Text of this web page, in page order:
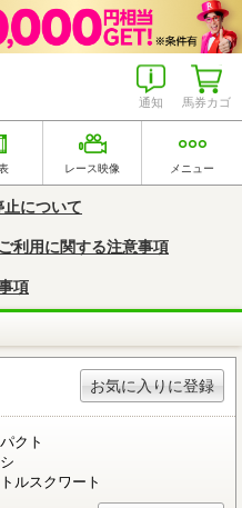
馬券カゴ
通知
レース映像 メニュー
止について
利用に関する注意事項
項
お気に入りに登録
クト
ルスクワート